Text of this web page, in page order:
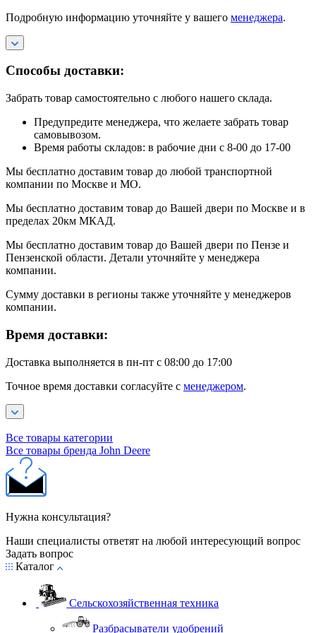
Подробную информацию уточняйте у вашего менеджера.
Способы доставки:
Забрать товар самостоятельно с любого нашего склада.
Предупредите менеджера, что желаете забрать товар
самовывозом.
Время работы складов: в рабочие дни с 8-00 до 17-00
Мы бесплатно доставим товар до любой транспортной
компании по Москве и МО.
Мы бесплатно доставим товар до Вашей двери по Москве и в
пределах 20км МКАД.
Мы бесплатно доставим товар до Вашей двери по Пензе и
Пензенской области. Детали уточняйте у менеджера
компании.
Сумму доставки в регионы также уточняйте у менеджеров
компании.
Время доставки:
Доставка выполняется в пн-пт с 08:00 до 17:00
Точное время доставки согласуйте с менеджером.
Все товары категории
Все товары бренда John Deere
Нужна консультация?
Наши специалисты ответят на любой интересующий вопрос
Задать вопрос
Каталог
Сельскохозяйственная техника
Разбрасыватели удобрений